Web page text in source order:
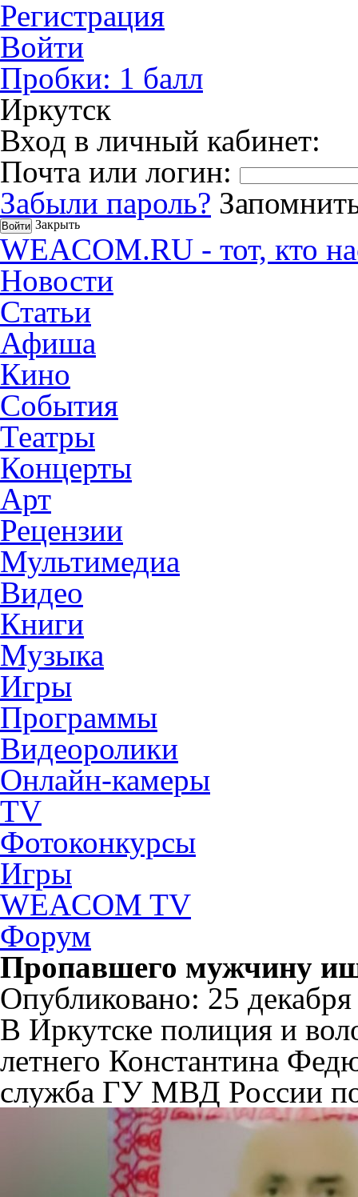
Регистрация
Войти
Пробки: 1 балл
Иркутск
Вход в личный кабинет:
Почта или логин:
Забыли пароль?
Закрыть
WEACOM.RU - тот, кто
Новости
Статьи
Афиша
Кино
События
Театры
Концерты
Арт
Рецензии
Мультимедиа
Видео
Книги
Музыка
Игры
Программы
Видеоролики
Онлайн-камеры
TV
Фотоконкурсы
Игры
WEACOM TV
Форум
Пропавшего мужчину
Опубликовано: 25
В Иркутске полиция и
летнего Константина
служба ГУ МВД России